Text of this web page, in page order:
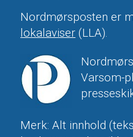
Nordmørsposten er
lokalaviser (LLA).
Varsom-
Merk: Alt innhold